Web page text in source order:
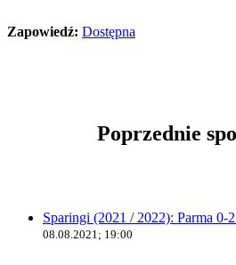
Zapowiedź: Dostępna
Poprzednie
Sparingi (2021 / 2022): Parma 0-
08.08.2021; 19:00